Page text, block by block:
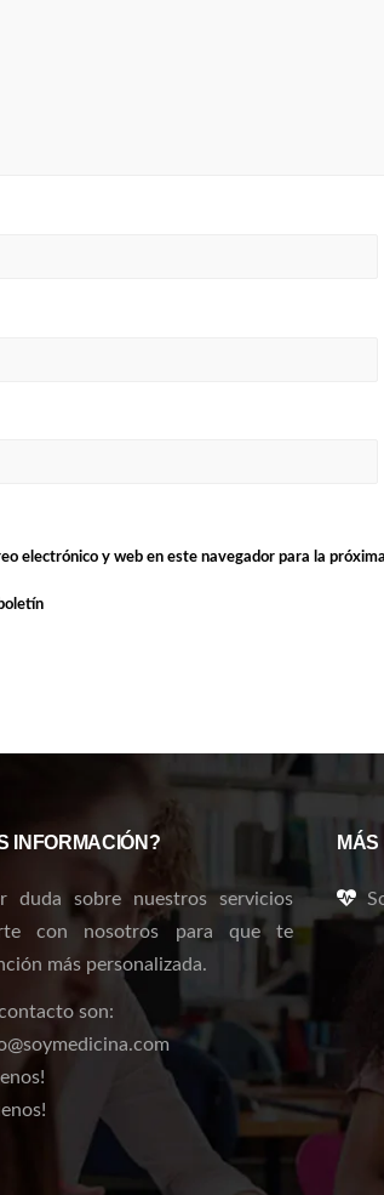
electrónico y web en este navegador para la
INFORMACIÓN?
duda sobre nuestros servicios
con nosotros para que te
más personalizada.
son: